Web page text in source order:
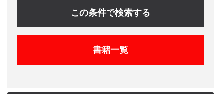
この条件で検索する
書籍一覧